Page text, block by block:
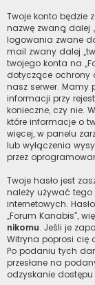
Twoje konto będzie
nazwę zwaną dalej
logowania zwane
mail zwany dalej
twojego konta na
dotyczące ochrony
nasz serwer.
informacji przy
konieczne, czy nie.
które informacje o
więcej, w panelu
lub wyłączenia
przez
Twoje hasło jest
należy używać
internetowych.
„Forum Kanabis”,
nikomu. Jeśli je
Witryna poprosi cię
Po podaniu tych
przesłane na
odzyskanie